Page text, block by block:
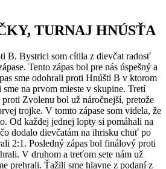
TURNAJ HNÚSŤA
B. Bystrici som cítila z dievčat radosť
Tento zápas bol pre nás úspešný a
sme odohrali proti Hnúšti B v ktorom
na prvom mieste v skupine. Tretí
Zvolenu bol už náročnejší, pretože
trojke. V tomto zápase som videla, že
Od každej jednej lopty si pomáhali na
dodalo dievčatám na ihrisku chuť po
2:1. Posledný zápas bol finálový proti
V druhom a treťom sete nám už
prehrali. Ťažili sme hlavne z podaní z